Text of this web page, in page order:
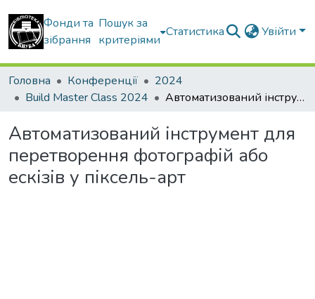
Фонди та
зібрання
Пошук за
критеріями
Статистика Увійти
Головна Конференції
2024
Build Master Class 2024
Автоматизований інструмент для перетворення фотографій або ескізів у піксель-арт
Автоматизований інструмент для
перетворення фотографій або
ескізів у піксель-арт